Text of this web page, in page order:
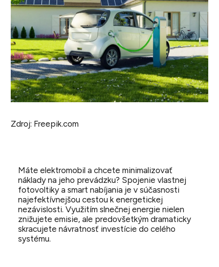
Zdroj: Freepik.com
Máte elektromobil a chcete minimalizovať
náklady na jeho prevádzku? Spojenie vlastnej
fotovoltiky a smart nabíjania je v súčasnosti
najefektívnejšou cestou k energetickej
nezávislosti. Využitím slnečnej energie nielen
znižujete emisie, ale predovšetkým dramaticky
skracujete návratnosť investície do celého
systému.